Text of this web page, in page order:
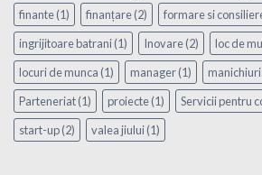
finante(1) finanțare(2) formare si
ingrijitoare batrani(1) Inovare(2) loc de
locuri de munca (1) manager(1)
Parteneriat(1) proiecte(1) Servicii pentru
start-up(2) valea jiului(1)